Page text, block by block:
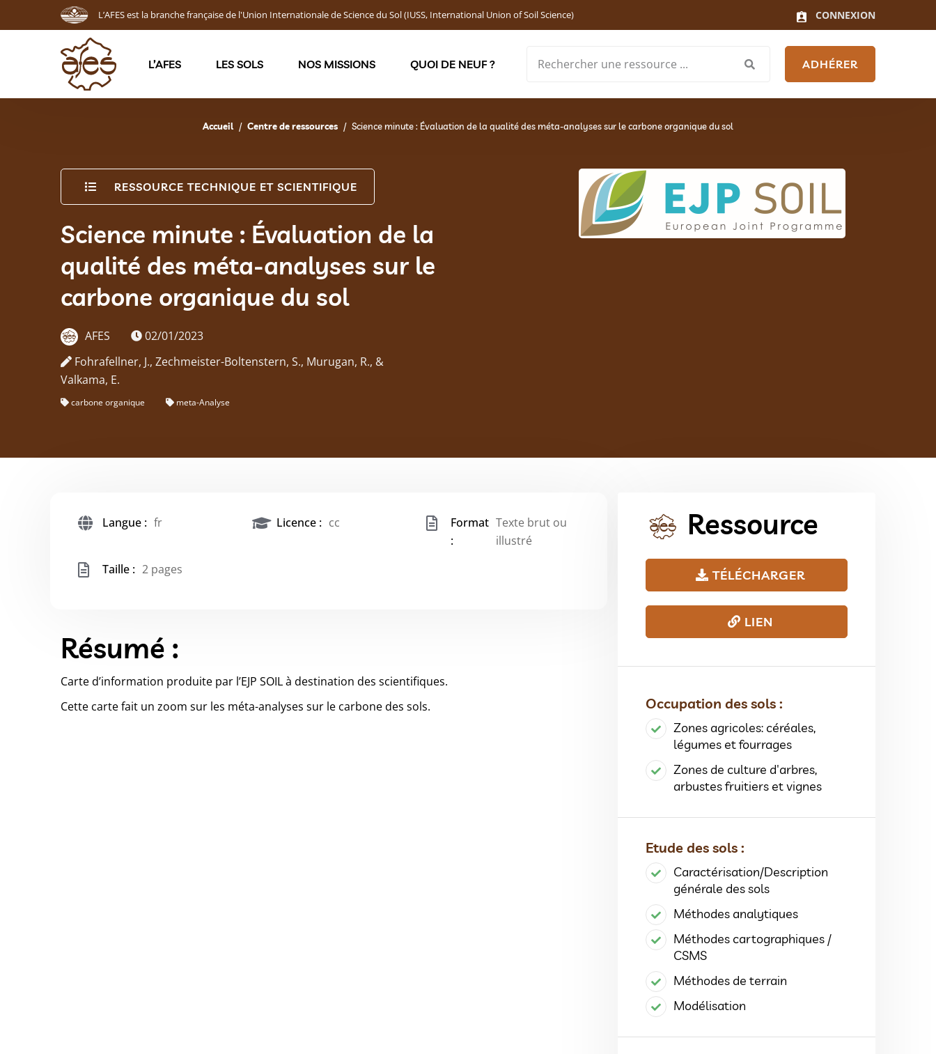
L’AFES est la branche française de l'Union Internationale de Science du Sol (IUSS, International Union of Soil Science) CONNEXION
L’AFES LES SOLS NOS MISSIONS QUOI DE NEUF ? ADHÉRER
Accueil Centre de ressources Science minute : Évaluation de la qualité des méta-analyses sur le carbone organique du sol
RESSOURCE TECHNIQUE ET SCIENTIFIQUE
Science minute : Évaluation de la
qualité des méta-analyses sur le
carbone organique du sol
AFES
02/01/2023
Fohrafellner, J., Zechmeister-Boltenstern, S., Murugan, R., &
Valkama, E.
carbone organique meta-Analyse
Langue : fr Licence : cc
Format
:
Texte brut ou
illustré
Taille : 2 pages
Résumé :
Carte d’information produite par l’EJP SOIL à destination des scientifiques.
Cette carte fait un zoom sur les méta-analyses sur le carbone des sols.
Ressource
TÉLÉCHARGER
LIEN
Occupation des sols :
Zones agricoles: céréales,
légumes et fourrages
Zones de culture d'arbres,
arbustes fruitiers et vignes
Etude des sols :
Caractérisation/Description
générale des sols
Méthodes analytiques
Méthodes cartographiques /
CSMS
Méthodes de terrain
Modélisation